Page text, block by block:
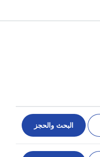
البحث والحجز